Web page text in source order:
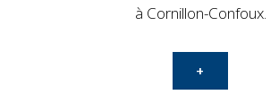
à Cornillon-Confoux.
+